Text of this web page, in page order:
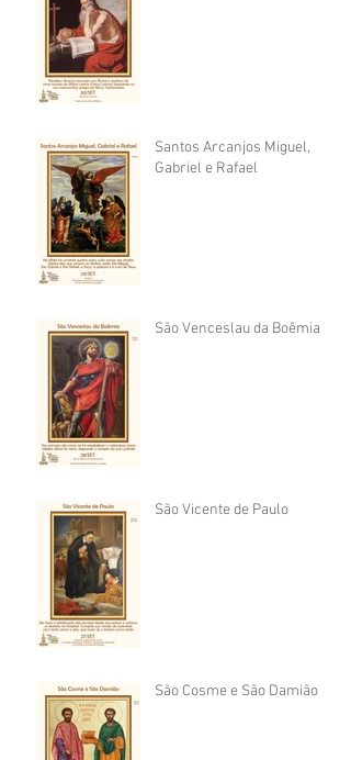
Santos Arcanjos Miguel,
Gabriel e Rafael
São Venceslau da Boêmia
São Vicente de Paulo
São Cosme e São Damião